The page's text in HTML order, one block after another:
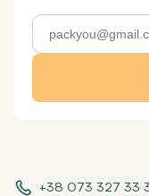
+38 073 327 33